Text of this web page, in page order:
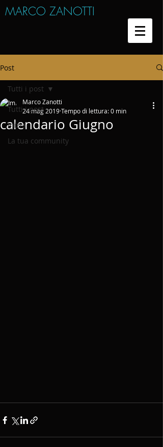
MARCO ZANOTTI
Post
Tutti i post
Inizia
La tua community
Tutti i post
calendario Giugno
Marco Zanotti
24 mag 2019Tempo di lettura: 0 min